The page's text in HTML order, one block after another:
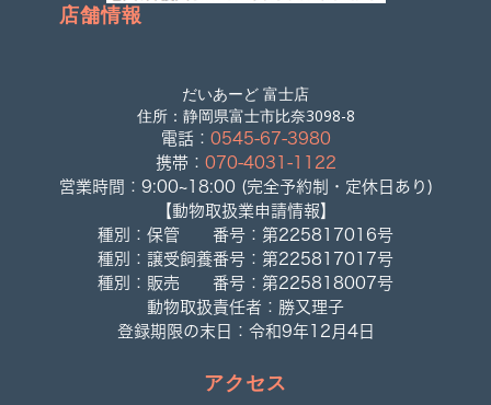
店舗情報
だいあーど 富士店
住所：静岡県富士市比奈3098-8
電話： 0545-67-3980
携帯： 070-4031-1122
営業時間：9:00~18:00 (完全予約制・定休日あり)
【動物取扱業申請情報】
種別：保管 番号：第225817016号
種別：譲受飼養番号：第225817017号
種別：販売 番号：第225818007号
動物取扱責任者：勝又理子
登録期限の末日：令和9年12月4日
アクセス